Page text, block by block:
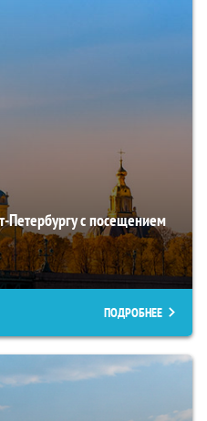
Петербургу с посещением
ПОДРОБНЕЕ